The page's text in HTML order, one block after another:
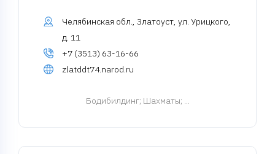
Челябинская обл., Златоуст, ул. Урицкого,
д. 11
+7 (3513) 63-16-66
zlatddt74.narod.ru
Бодибилдинг; Шахматы; ...